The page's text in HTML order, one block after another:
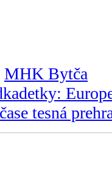
MHK Bytča
tesná